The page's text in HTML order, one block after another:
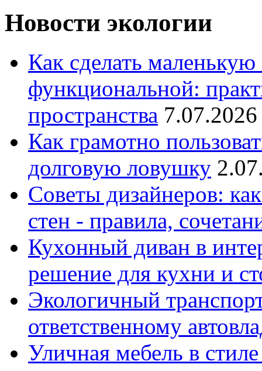
Новости экологии
Как сделать
функциональной:
пространства
Как грамотно
долговую ловушку
Советы дизайнеров:
стен - правила,
Кухонный диван в
решение для кухни и
Экологичный
ответственному
Уличная мебель в